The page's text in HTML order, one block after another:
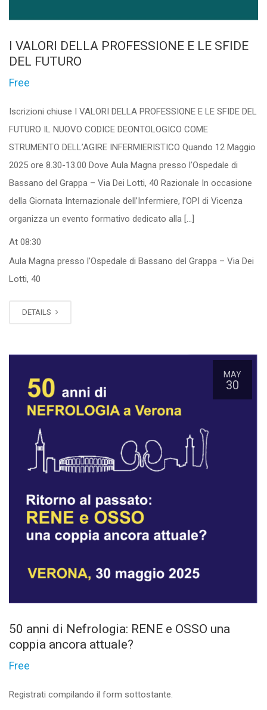
I VALORI DELLA PROFESSIONE E LE SFIDE
DEL FUTURO
Free
Iscrizioni chiuse I VALORI DELLA PROFESSIONE E LE SFIDE DEL
FUTURO IL NUOVO CODICE DEONTOLOGICO COME
STRUMENTO DELL’AGIRE INFERMIERISTICO Quando 12 Maggio
2025 ore 8.30-13.00 Dove Aula Magna presso l’Ospedale di
Bassano del Grappa – Via Dei Lotti, 40 Razionale In occasione
della Giornata Internazionale dell’Infermiere, l’OPI di Vicenza
organizza un evento formativo dedicato alla […]
At 08:30
Aula Magna presso l’Ospedale di Bassano del Grappa – Via Dei
Lotti, 40
DETAILS
MAY
30
50 anni di Nefrologia: RENE e OSSO una
coppia ancora attuale?
Free
Registrati compilando il form sottostante.